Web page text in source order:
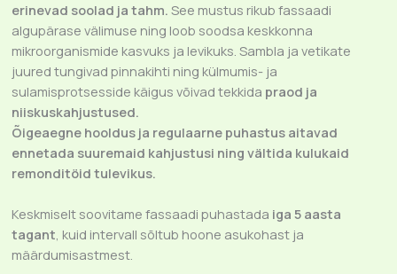
erinevad soolad ja tahm. See mustus rikub fassaadi
algupärase välimuse ning loob soodsa keskkonna
mikroorganismide kasvuks ja levikuks. Sambla ja vetikate
juured tungivad pinnakihti ning külmumis- ja
sulamisprotsesside käigus võivad tekkida praod ja
niiskuskahjustused.
Õigeaegne hooldus ja regulaarne puhastus aitavad
ennetada suuremaid kahjustusi ning vältida kulukaid
remonditöid tulevikus.
Keskmiselt soovitame fassaadi puhastada iga 5 aasta
tagant, kuid intervall sõltub hoone asukohast ja
määrdumisastmest.